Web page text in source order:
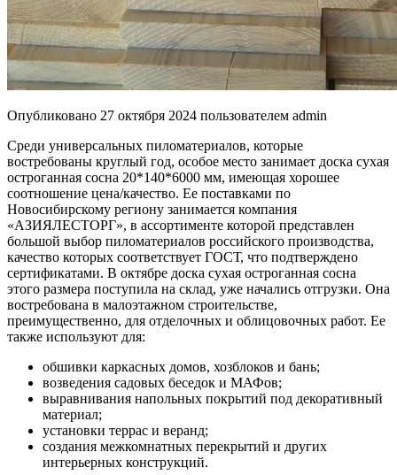
Опубликовано 27 октября 2024 пользователем admin
Среди универсальных пиломатериалов, которые
востребованы круглый год, особое место занимает доска сухая
остроганная сосна 20*140*6000 мм, имеющая хорошее
соотношение цена/качество. Ее поставками по
Новосибирскому региону занимается компания
«АЗИЯЛЕСТОРГ», в ассортименте которой представлен
большой выбор пиломатериалов российского производства,
качество которых соответствует ГОСТ, что подтверждено
сертификатами. В октябре доска сухая остроганная сосна
этого размера поступила на склад, уже начались отгрузки. Она
востребована в малоэтажном строительстве,
преимущественно, для отделочных и облицовочных работ. Ее
также используют для:
обшивки каркасных домов, хозблоков и бань;
возведения садовых беседок и МАФов;
выравнивания напольных покрытий под декоративный
материал;
установки террас и веранд;
создания межкомнатных перекрытий и других
интерьерных конструкций.